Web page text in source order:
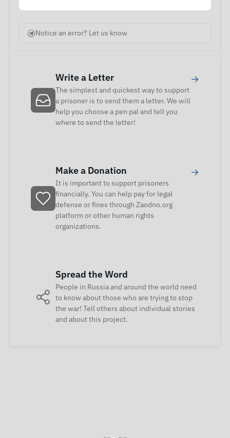
Notice an error? Let us know
Write a Letter
The simplest and quickest way to support
a prisoner is to send them a letter. We will
help you choose a pen pal and tell you
where to send the letter!
→
Make a Donation
It is important to support prisoners
financially. You can help pay for legal
defense or fines through Zaodno.org
platform or other human rights
organizations.
→
Spread the Word
People in Russia and around the world need
to know about those who are trying to stop
the war! Tell others about individual stories
and about this project.